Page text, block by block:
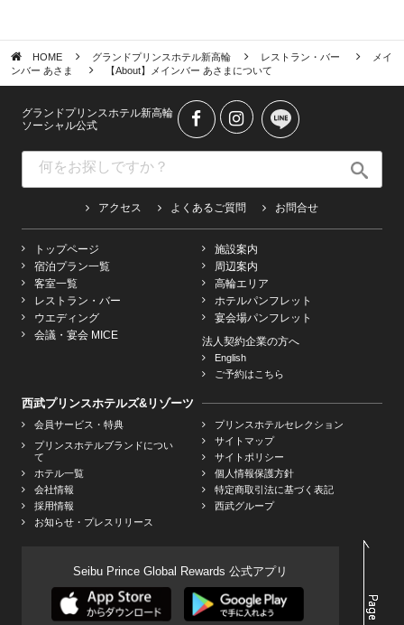
HOME グランドプリンスホテル新高輪 レストラン・バー
メイ
ンバー あさま
【About】メインバー あさまについて
グランドプリンスホテル新高輪
ソーシャル公式
アクセス よくあるご質問 お問合せ
トップページ
宿泊プラン一覧
客室一覧
レストラン・バー
ウエディング
会議・宴会 MICE
施設案内
周辺案内
高輪エリア
ホテルパンフレット
宴会場パンフレット
法人契約企業の方へ
English
ご予約はこちら
西武プリンスホテルズ&リゾーツ
会員サービス・特典
プリンスホテルブランドについ
て
ホテル一覧
会社情報
採用情報
お知らせ・プレスリリース
プリンスホテルセレクション
サイトマップ
サイトポリシー
個人情報保護方針
特定商取引法に基づく表記
西武グループ
Seibu Prince Global Rewards 公式アプリ